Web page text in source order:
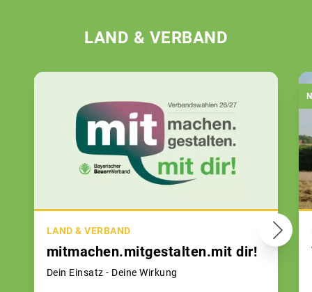
LAND & VERBAND
LAND & VERBAND
mitmachen.mitgestalten.mit dir!
Dein Einsatz - Deine Wirkung